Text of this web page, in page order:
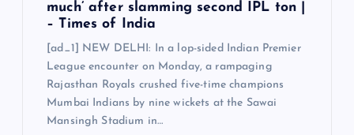
much’ after slamming second IPL ton |
– Times of India
[ad_1] NEW DELHI: In a lop-sided Indian Premier
League encounter on Monday, a rampaging
Rajasthan Royals crushed five-time champions
Mumbai Indians by nine wickets at the Sawai
Mansingh Stadium in…